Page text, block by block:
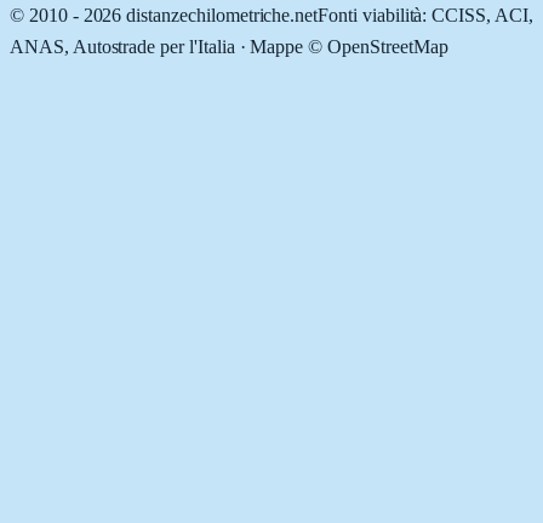
© 2010 - 2026 distanzechilometriche.netFonti viabilità: CCISS, ACI,
ANAS, Autostrade per l'Italia · Mappe © OpenStreetMap